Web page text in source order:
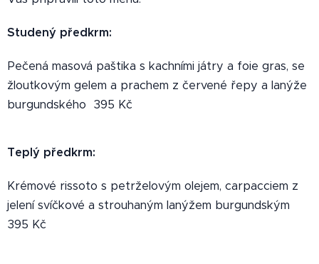
Studený předkrm:
Pečená masová paštika s kachními játry a foie gras, se
žloutkovým gelem a prachem z červené řepy a lanýže
burgundského 395 Kč
Teplý předkrm:
Krémové rissoto s petrželovým olejem, carpacciem z
jelení svíčkové a strouhaným lanýžem burgundským
395 Kč